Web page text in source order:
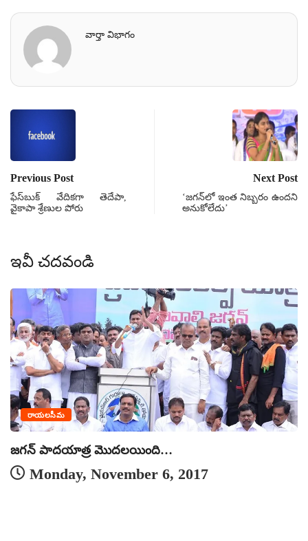
వార్తా విభాగం
Previous Post
ఫేస్‌బుక్ వేదికగా తెదేపా,
వైకాపా శ్రేణుల పోరు
Next Post
‘జగన్‌లో ఇంత నిబ్బరం ఉందని
అనుకోలేదు’
ఇవీ చదవండి
రాయలసీమ
జగన్ పాదయాత్ర మొదలయింది…
Monday, November 6, 2017